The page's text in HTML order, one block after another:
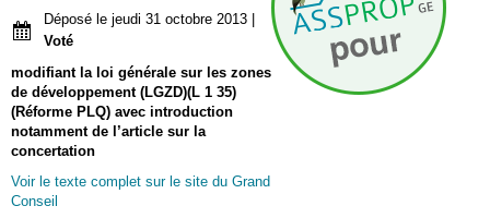
Déposé le jeudi 31 octobre 2013 |
Voté
modifiant la loi générale sur les zones
de développement (LGZD)(L 1 35)
(Réforme PLQ) avec introduction
notamment de l’article sur la
concertation
Voir le texte complet sur le site du Grand
Conseil